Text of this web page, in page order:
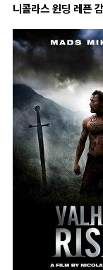
니콜라스 윈딩 레픈